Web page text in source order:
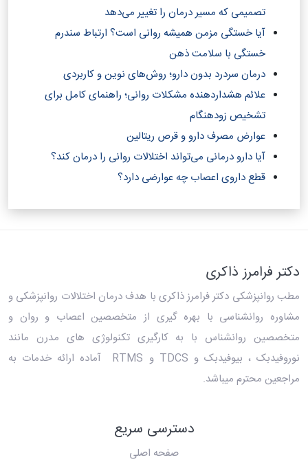
تصمیمی که مسیر درمان را تغییر می‌دهد
آیا خستگی مزمن همیشه روانی است؟ ارتباط سندرم
خستگی با سلامت ذهن
درمان سردرد بدون دارو؛ روش‌های نوین و کاربردی
علائم هشداردهنده مشکلات روانی؛ راهنمای کامل برای
تشخیص زودهنگام
عوارض مصرف دارو و قرص ریتالین
آیا دارو درمانی می‌تواند اختلالات روانی را درمان کند؟‎
قطع داروی اعصاب چه عوارضی دارد؟
دکتر فرامرز ذاکری
مطب روانپزشکی دکتر فرامرز ذاکری با هدف درمان اختلالات روانپزشکی و
مشاوره روانشناسی با بهره گیری از متخصصین اعصاب و روان و
متخصصین روانشناس با به کارگیری تکنولوژی های مدرن مانند
نوروفیدبک ، بیوفیدبک و TDCS و RTMS آماده ارائه خدمات به
مراجعین محترم میباشد.
دسترسی سریع
صفحه اصلی